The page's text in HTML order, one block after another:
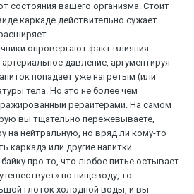
состояния вашего организма. Стоит
каркаде действительно сужает
опровергают факт влияния
давление, аргументируя
попадает уже нагретым (или
тела. Но это не более чем
рерайтерами. На самом
вы тщательно пережевываете,
на нейтральную, но вряд ли кому-то
каркадэ или другие напитки.
про то, что любое питье остывает
по пищеводу, то
глоток холодной воды, и вы